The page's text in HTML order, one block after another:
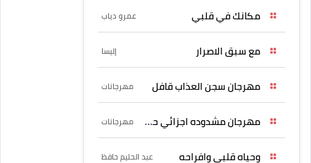
مكانك في قلبي عمرو دياب
مع سبق الاصرار إليسا
مهرجان سجن العذاب قافل مهرجانات
مهرجان مشدوده اجزائي حربونى مهرجانات
وحياه قلبي وافراحه عبد الحليم حافظ